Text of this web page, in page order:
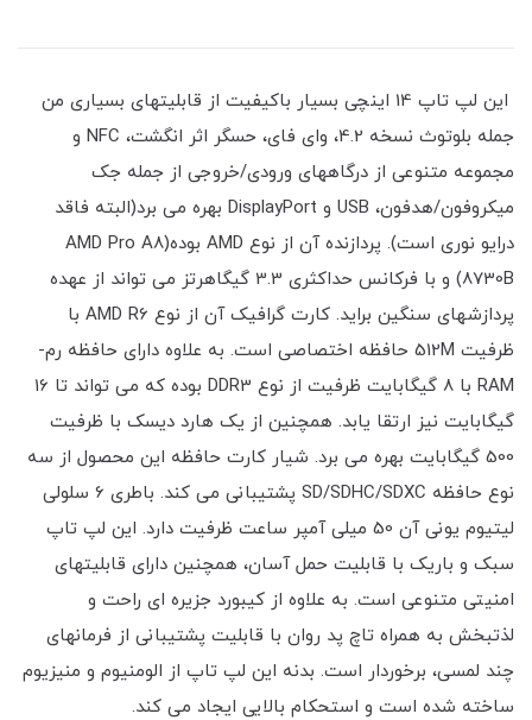
این لپ تاپ 14 اینچی بسیار باکیفیت از قابلیتهای بسیاری من
جمله بلوتوث نسخه 4.2، وای فای، حسگر اثر انگشت، NFC و
مجموعه متنوعی از درگاههای ورودی/خروجی از جمله جک
میکروفون/هدفون، USB و DisplayPort بهره می برد(البته فاقد
درایو نوری است). پردازنده آن از نوع AMD بوده(AMD Pro A8
8730B) و با فرکانس حداکثری 3.3 گیگاهرتز می تواند از عهده
پردازشهای سنگین براید. کارت گرافیک آن از نوع AMD R6 با
ظرفیت 512M حافظه اختصاصی است. به علاوه دارای حافظه رم-
RAM با 8 گیگابایت ظرفیت از نوع DDR3 بوده که می تواند تا 16
گیگابایت نیز ارتقا یابد. همچنین از یک هارد دیسک با ظرفیت
500 گیگابایت بهره می برد. شیار کارت حافظه این محصول از سه
نوع حافظه SD/SDHC/SDXC پشتیبانی می کند. باطری 6 سلولی
لیتیوم یونی آن 50 میلی آمپر ساعت ظرفیت دارد. این لپ تاپ
سبک و باریک با قابلیت حمل آسان، همچنین دارای قابلیتهای
امنیتی متنوعی است. به علاوه از کیبورد جزیره ای راحت و
لذتبخش به همراه تاچ پد روان با قابلیت پشتیبانی از فرمانهای
چند لمسی، برخوردار است. بدنه این لپ تاپ از الومنیوم و منیزیوم
ساخته شده است و استحکام بالایی ایجاد می کند.